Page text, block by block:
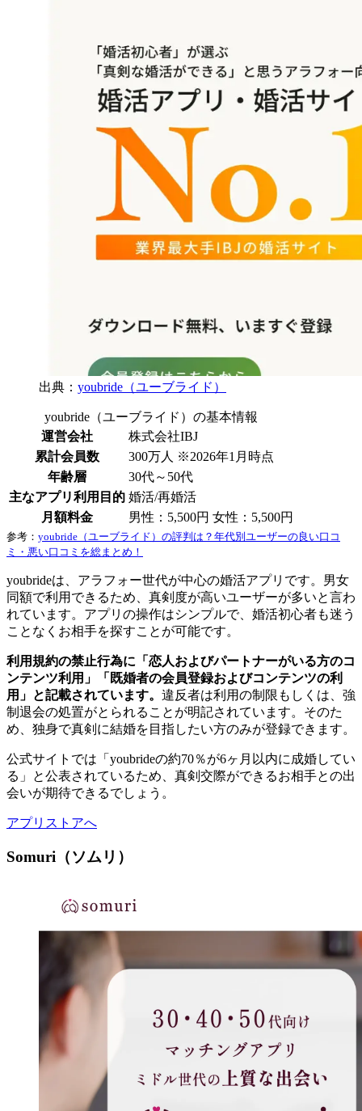
出典： youbride（ユーブライド）
youbride（ユーブライド）の基本情報
運営会社
株式会社IBJ
累計会員数
300万人 ※2026年1月時点
年齢層
30代～50代
主なアプリ利用目的 婚活/再婚活
月額料金
男性：5,500円 女性：5,500円
参考： youbride（ユーブライド）の評判は？年代別ユーザーの良い口コ
ミ・悪い口コミを総まとめ！
youbrideは、アラフォー世代が中心の婚活アプリです。男女
同額で利用できるため、真剣度が高いユーザーが多いと言わ
れています。アプリの操作はシンプルで、婚活初心者も迷う
ことなくお相手を探すことが可能です。
利用規約の禁止行為に「恋人およびパートナーがいる方のコ
ンテンツ利用」「既婚者の会員登録およびコンテンツの利
用」と記載されています。 違反者は利用の制限もしくは、強
制退会の処置がとられることが明記されています。そのた
め、独身で真剣に結婚を目指したい方のみが登録できます。
公式サイトでは「youbrideの約70％が6ヶ月以内に成婚してい
る」と公表されているため、真剣交際ができるお相手との出
会いが期待できるでしょう。
アプリストアへ
Somuri（ソムリ）